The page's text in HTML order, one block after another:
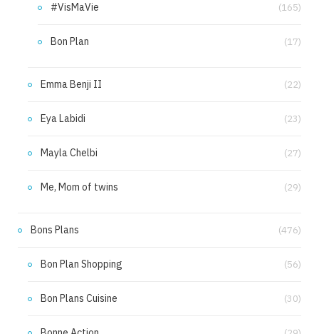
#VisMaVie (165)
Bon Plan (17)
Emma Benji II (22)
Eya Labidi (23)
Mayla Chelbi (27)
Me, Mom of twins (29)
Bons Plans (476)
Bon Plan Shopping (56)
Bon Plans Cuisine (30)